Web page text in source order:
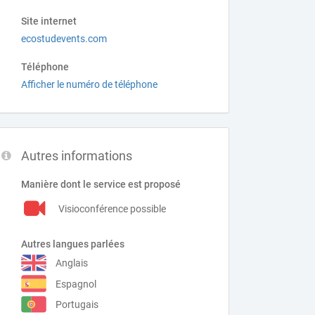
Site internet
ecostudevents.com
Téléphone
Afficher le numéro de téléphone
Autres informations
Manière dont le service est proposé
Visioconférence possible
Autres langues parlées
Anglais
Espagnol
Portugais